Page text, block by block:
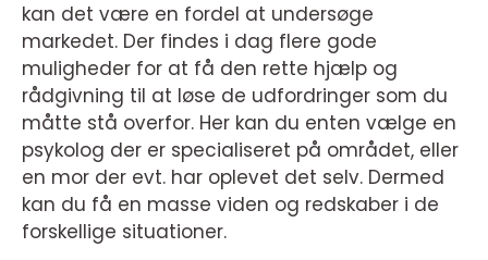
kan det være en fordel at undersøge
markedet. Der findes i dag flere gode
muligheder for at få den rette hjælp og
rådgivning til at løse de udfordringer som du
måtte stå overfor. Her kan du enten vælge en
psykolog der er specialiseret på området, eller
en mor der evt. har oplevet det selv. Dermed
kan du få en masse viden og redskaber i de
forskellige situationer.